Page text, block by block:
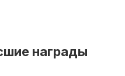
награды